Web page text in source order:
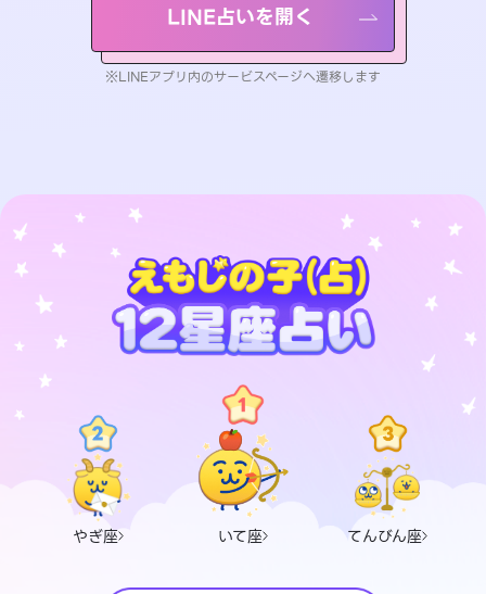
LINE占いを開く
※LINEアプリ内のサービスページへ遷移します
やぎ座 いて座 てんびん座